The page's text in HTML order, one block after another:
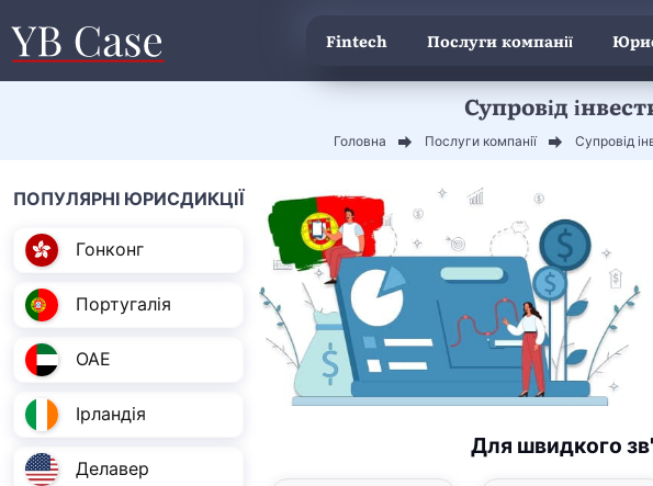
Fintech Послуги компанії
Супровід
Головна Послуги компанії Супровід
ПОПУЛЯРНІ ЮРИСДИКЦІЇ
Гонконг
Португалія
ОАЕ
Ірландія
Делавер
Для швидкого